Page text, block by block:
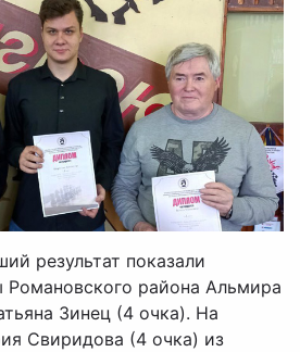
результат показали
Романовского района Альмира
Зинец (4 очка). На
Свиридова (4 очка) из